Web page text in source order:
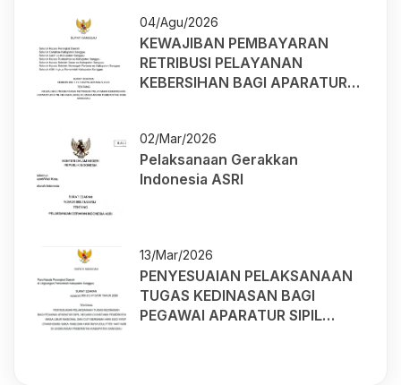
DITEMPAT UMUM SELAMA JAM
KERJA
04/Agu/2026
KEWAJIBAN PEMBAYARAN
RETRIBUSI PELAYANAN
KEBERSIHAN BAGI APARATUR
KABUPATEN SANGGAU
02/Mar/2026
Pelaksanaan Gerakkan
Indonesia ASRI
13/Mar/2026
PENYESUAIAN PELAKSANAAN
TUGAS KEDINASAN BAGI
PEGAWAI APARATUR SIPIL